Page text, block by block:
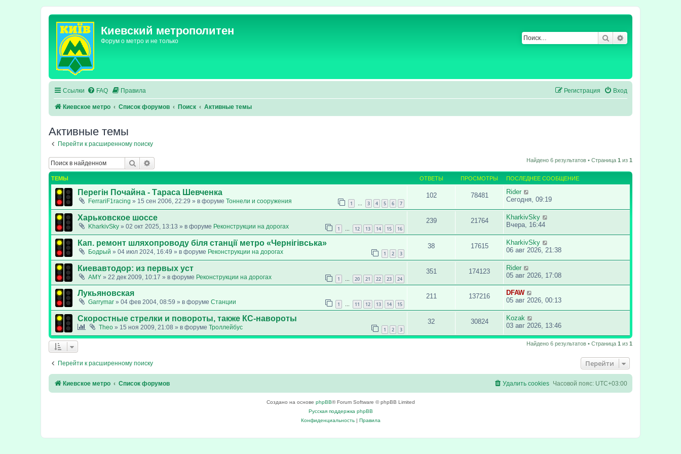
Киевский метрополитен
Форум о метро и не только Поиск
Ссылки FAQ Правила Вход
Регистрация
Киевское метро Список форумов Поиск Активные темы
Активные темы
Перейти к расширенному поиску
Поиск Найдено 6 результатов • Страница 1 из 1
ТЕМЫ ОТВЕТЫ ПРОСМОТРЫ ПОСЛЕДНЕЕ СООБЩЕНИЕ
Перегін Почайна - Тараса Шевченка
FerrariF1racing » 15 сен 2006, 22:29 » в форуме Тоннели и сооружения 1 3 4 5 6 7
102 78481
Rider
Сегодня, 09:19
Харьковское шоссе
KharkivSky » 02 окт 2025, 13:13 » в форуме Реконструкции на дорогах 1 12 13 14 15 16
239 21764
KharkivSky
Вчера, 16:44
Кап. ремонт шляхопроводу біля станції метро «Чернігівська»
Бодрый » 04 июл 2024, 16:49 » в форуме Реконструкции на дорогах 1 2 3
38 17615
KharkivSky
06 авг 2026, 21:38
Киевавтодор: из первых уст
AMY » 22 дек 2009, 10:17 » в форуме Реконструкции на дорогах 1 … 20 21 22 23 24
351 174123
Rider
05 авг 2026, 17:08
Лукьяновская
Garrymar » 04 фев 2004, 08:59 » в форуме Станции 1 … 11 12 13 14 15
211 137216
DFAW
05 авг 2026, 00:13
Скоростные стрелки и повороты, также КС-навороты
Theo » 15 ноя 2009, 21:08 » в форуме Троллейбус 1 2 3
32 30824
Kozak
03 авг 2026, 13:46
Найдено 6 результатов • Страница 1 из 1
Перейти к расширенному поиску Перейти
Киевское метро Список форумов Часовой пояс: UTC+03:00
Удалить cookies
Создано на основе phpBB® Forum Software © phpBB Limited
Русская поддержка phpBB
Конфиденциальность| Правила